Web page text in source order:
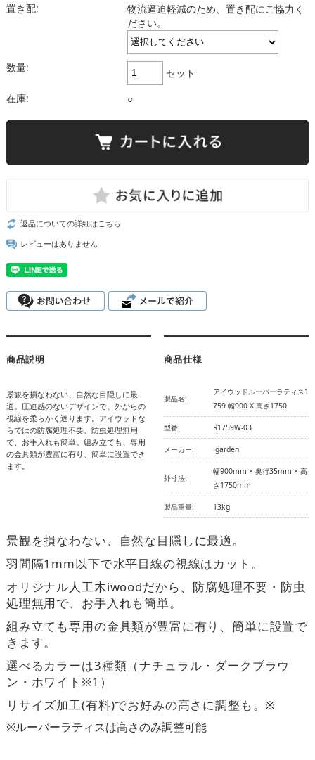
置き配:
物流逼迫軽減のため、置き配にご協力く
ださい。
数量:
セット
在庫:
○
返品についての詳細はこちら
レビューはありません
商品説明
景観を損なわない、自然な目隠しに最
適。圧迫感のないデザインで、外からの
視線を柔らかく遮ります。アイウッドな
らではの防腐処理不要、防虫処理無用
で、お手入れも簡単。組み立ても、専用
の金具類が豊富に有り、簡単に設置でき
ます。
商品仕様
製品名:
アイウッドルーバーラティス1
759 幅900 X 高さ1750
型番: R1759W-03
メーカー: igarden
外寸法:
幅900mm × 奥行35mm × 高
さ1750mm
製品重量: 13kg
景観を損なわない、自然な目隠しに最適。
羽間隔1mm以下で水平目線の視線はカット。
オリジナル人工木iwoodだから、防腐処理不要・防虫
処理無用で、お手入れも簡単。
組み立ても専用の金具類が豊富に有り、簡単に設置で
きます。
選べるカラーは3種類（ナチュラル・ダークブラウ
ン・ホワイト※1）
リサイズ加工(有料)でお好みの高さに調整も。※
※ルーバーラティスは高さのみ調整可能